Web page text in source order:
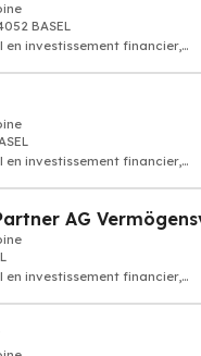
BASEL
en investissement financier,
en investissement financier,
en investissement financier,